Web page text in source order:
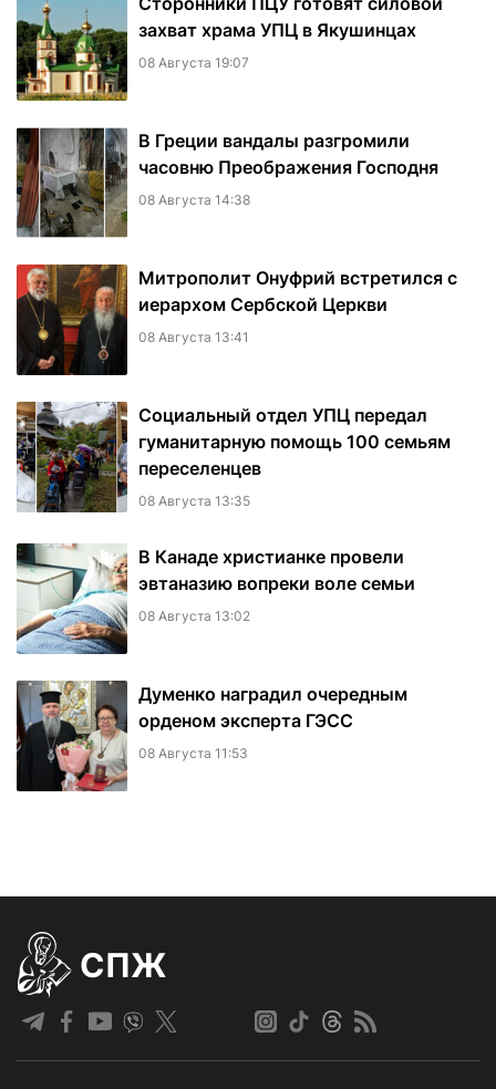
захват храма УПЦ в Якушинцах
08 Августа 19:07
В Греции вандалы разгромили
часовню Преображения Господня
08 Августа 14:38
Митрополит Онуфрий встретился с
иерархом Сербской Церкви
08 Августа 13:41
Социальный отдел УПЦ передал
гуманитарную помощь 100 семьям
переселенцев
08 Августа 13:35
В Канаде христианке провели
эвтаназию вопреки воле семьи
08 Августа 13:02
Думенко наградил очередным
орденом эксперта ГЭСС
08 Августа 11:53
СПЖ